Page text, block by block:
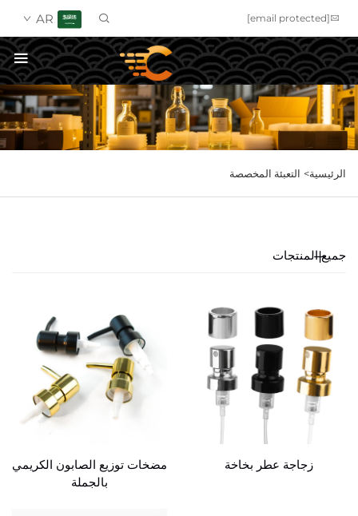
[email protected]
AR
احصل على عرض سعر
الرئيسية> التعبئة المخصصة
جميع المنتجات
زجاجة عطر بخاخة
مضخات توزيع الصابون الكريمي
بالجملة